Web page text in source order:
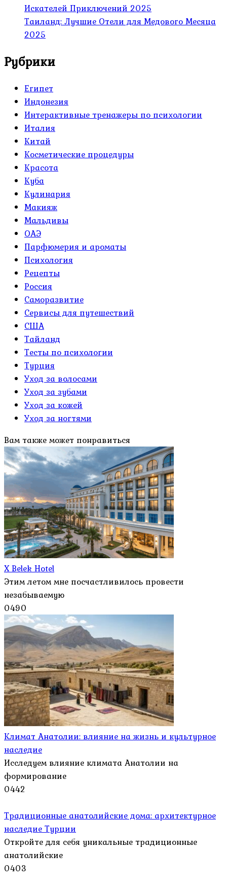
Искателей Приключений 2025
Таиланд: Лучшие Отели для Медового Месяца
2025
Рубрики
Египет
Индонезия
Интерактивные тренажеры по психологии
Италия
Китай
Косметические процедуры
Красота
Куба
Кулинария
Макияж
Мальдивы
ОАЭ
Парфюмерия и ароматы
Психология
Рецепты
Россия
Саморазвитие
Сервисы для путешествий
США
Тайланд
Тесты по психологии
Турция
Уход за волосами
Уход за зубами
Уход за кожей
Уход за ногтями
Вам также может понравиться
X Belek Hotel
Этим летом мне посчастливилось провести
незабываемую
0490
Климат Анатолии: влияние на жизнь и культурное
наследие
Исследуем влияние климата Анатолии на
формирование
0442
Традиционные анатолийские дома: архитектурное
наследие Турции
Откройте для себя уникальные традиционные
анатолийские
0403